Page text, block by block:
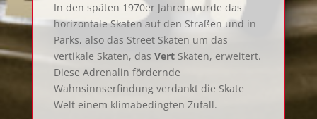
In den späten 1970er Jahren wurde das
horizontale Skaten auf den Straßen und in
Parks, also das Street Skaten um das
vertikale Skaten, das VertSkaten, erweitert.
Diese Adrenalin fördernde
Wahnsinnserfindung verdankt die Skate
Welt einem klimabedingten Zufall.